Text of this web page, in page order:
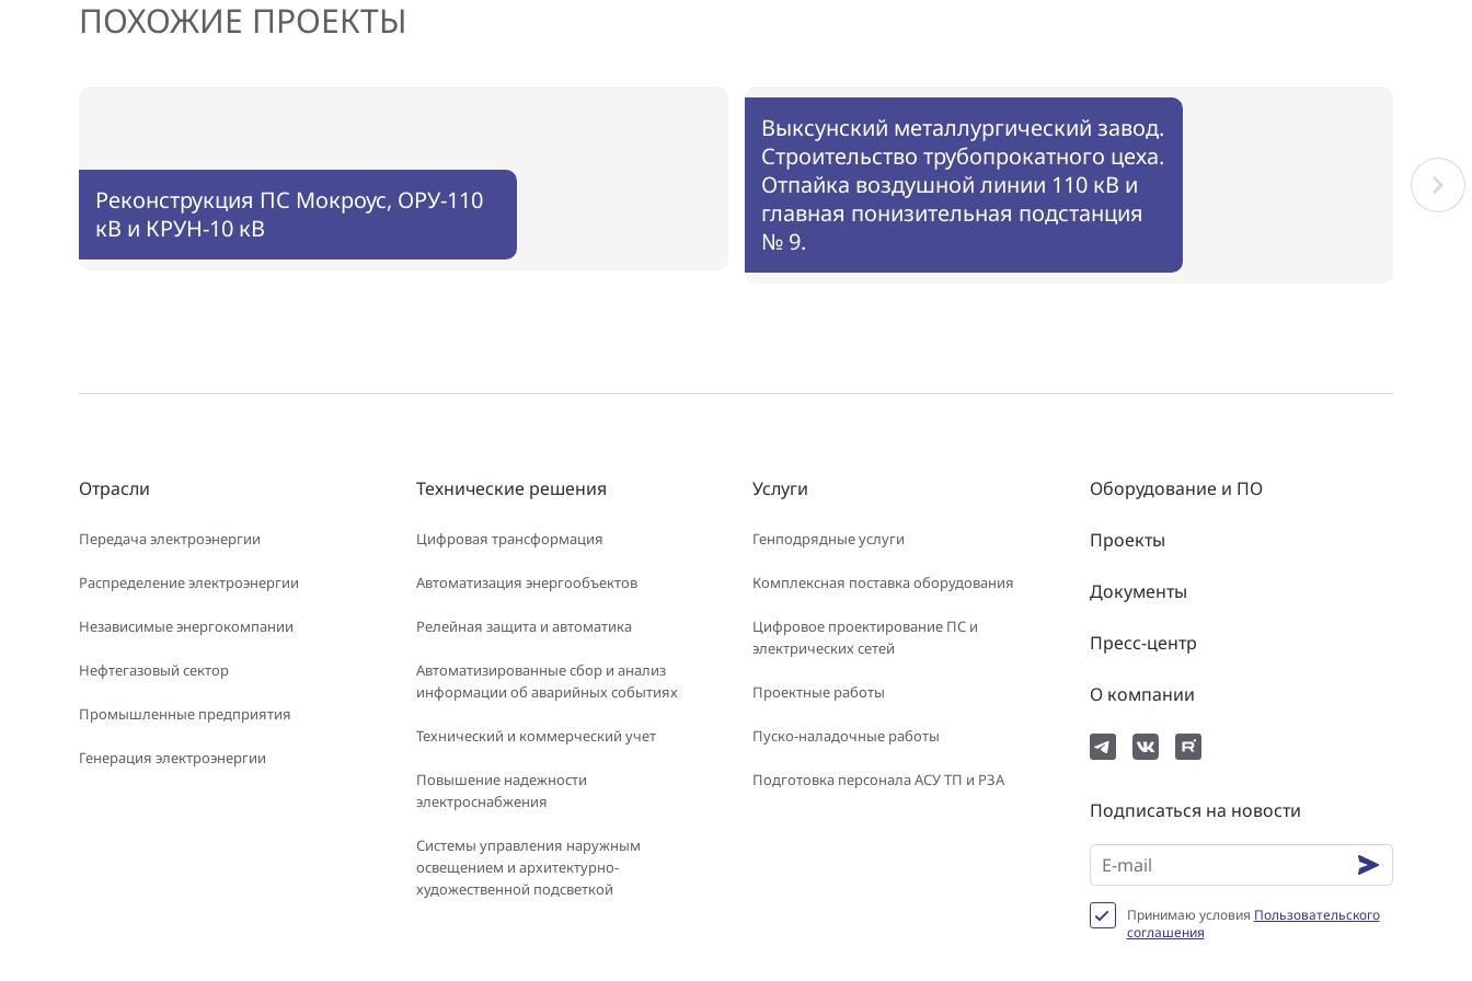
ПОХОЖИЕ ПРОЕКТЫ
Реконструкция ПС Мокроус, ОРУ-110
кВ и КРУН-10 кВ
Выксунский металлургический завод.
Строительство трубопрокатного цеха.
Отпайка воздушной линии 110 кВ и
главная понизительная подстанция
№ 9.
Отрасли
Передача электроэнергии
Распределение электроэнергии
Независимые энергокомпании
Нефтегазовый сектор
Промышленные предприятия
Генерация электроэнергии
Технические решения
Цифровая трансформация
Автоматизация энергообъектов
Релейная защита и автоматика
Автоматизированные сбор и анализ
информации об аварийных событиях
Технический и коммерческий учет
Повышение надежности
электроснабжения
Системы управления наружным
освещением и архитектурно-
художественной подсветкой
Услуги
Генподрядные услуги
Комплексная поставка оборудования
Цифровое проектирование ПС и
электрических сетей
Проектные работы
Пуско-наладочные работы
Подготовка персонала АСУ ТП и РЗА
Оборудование и ПО
Проекты
Документы
Пресс-центр
О компании
Подписаться на новости
Принимаю условия Пользовательского
соглашения